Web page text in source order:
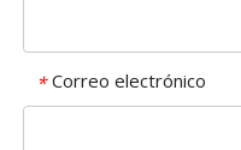
* Correo electrónico